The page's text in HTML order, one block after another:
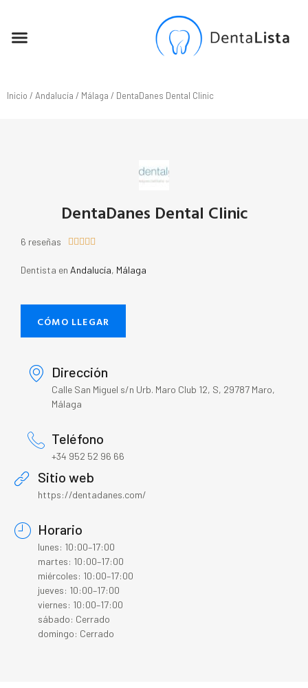
Inicio / Andalucía / Málaga / DentaDanes Dental Clinic
DentaDanes Dental Clinic
6 reseñas     
Dentista en Andalucía, Málaga
CÓMO LLEGAR
Dirección
Calle San Miguel s/n Urb. Maro Club 12, S, 29787 Maro,
Málaga
Teléfono
+34 952 52 96 66
Sitio web
https://dentadanes.com/
Horario
lunes: 10:00–17:00
martes: 10:00–17:00
miércoles: 10:00–17:00
jueves: 10:00–17:00
viernes: 10:00–17:00
sábado: Cerrado
domingo: Cerrado